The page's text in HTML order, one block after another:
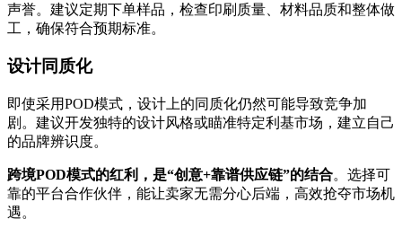
声誉。建议定期下单样品，检查印刷质量、材料品质和整体做
工，确保符合预期标准。
设计同质化
即使采用POD模式，设计上的同质化仍然可能导致竞争加
剧。建议开发独特的设计风格或瞄准特定利基市场，建立自己
的品牌辨识度。
跨境POD模式的红利，是“创意+靠谱供应链”的结合。选择可
靠的平台合作伙伴，能让卖家无需分心后端，高效抢夺市场机
遇。